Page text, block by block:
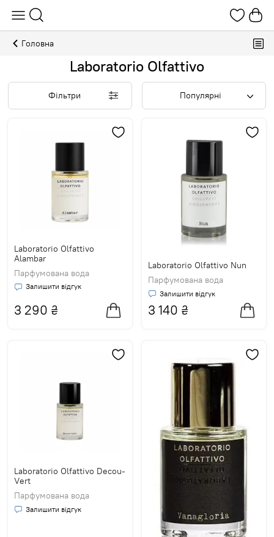
Головна
Laboratorio Olfattivo
Фільтри Популярні
Laboratorio Olfattivo
Alambar
Парфумована вода
Залишити відгук
3 290 ₴
Laboratorio Olfattivo Nun
Парфумована вода
Залишити відгук
3 140 ₴
Laboratorio Olfattivo Decou-
Vert
Парфумована вода
Залишити відгук